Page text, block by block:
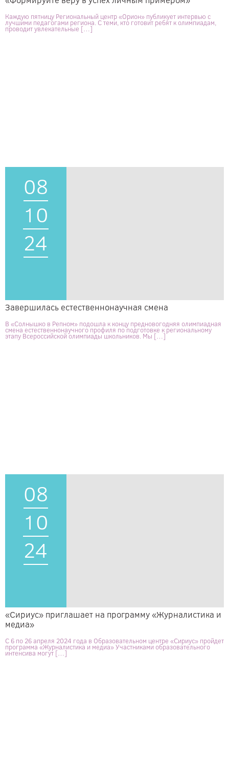
Каждую пятницу Региональный центр «Орион» публикует интервью с
лучшими педагогами региона. С теми, кто готовит ребят к олимпиадам,
проводит увлекательные […]
08
10
24
Завершилась естественнонаучная смена
В «Солнышко в Репном» подошла к концу предновогодняя олимпиадная
смена естественнонаучного профиля по подготовке к региональному
этапу Всероссийской олимпиады школьников. Мы […]
08
10
24
«Сириус» приглашает на программу «Журналистика и
медиа»
С 6 по 26 апреля 2024 года в Образовательном центре «Сириус» пройдет
программа «Журналистика и медиа» Участниками образовательного
интенсива могут […]